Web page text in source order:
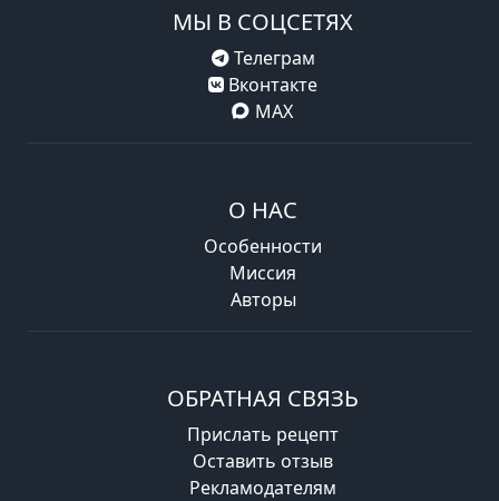
МЫ В СОЦСЕТЯХ
Телеграм
Вконтакте
MAX
О НАС
Особенности
Миссия
Авторы
ОБРАТНАЯ СВЯЗЬ
Прислать рецепт
Оставить отзыв
Рекламодателям